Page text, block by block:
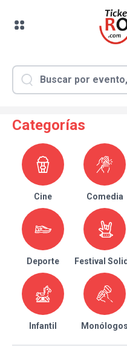
Categorías
Cine Comedia
Deporte Festival
Infantil Monólogos